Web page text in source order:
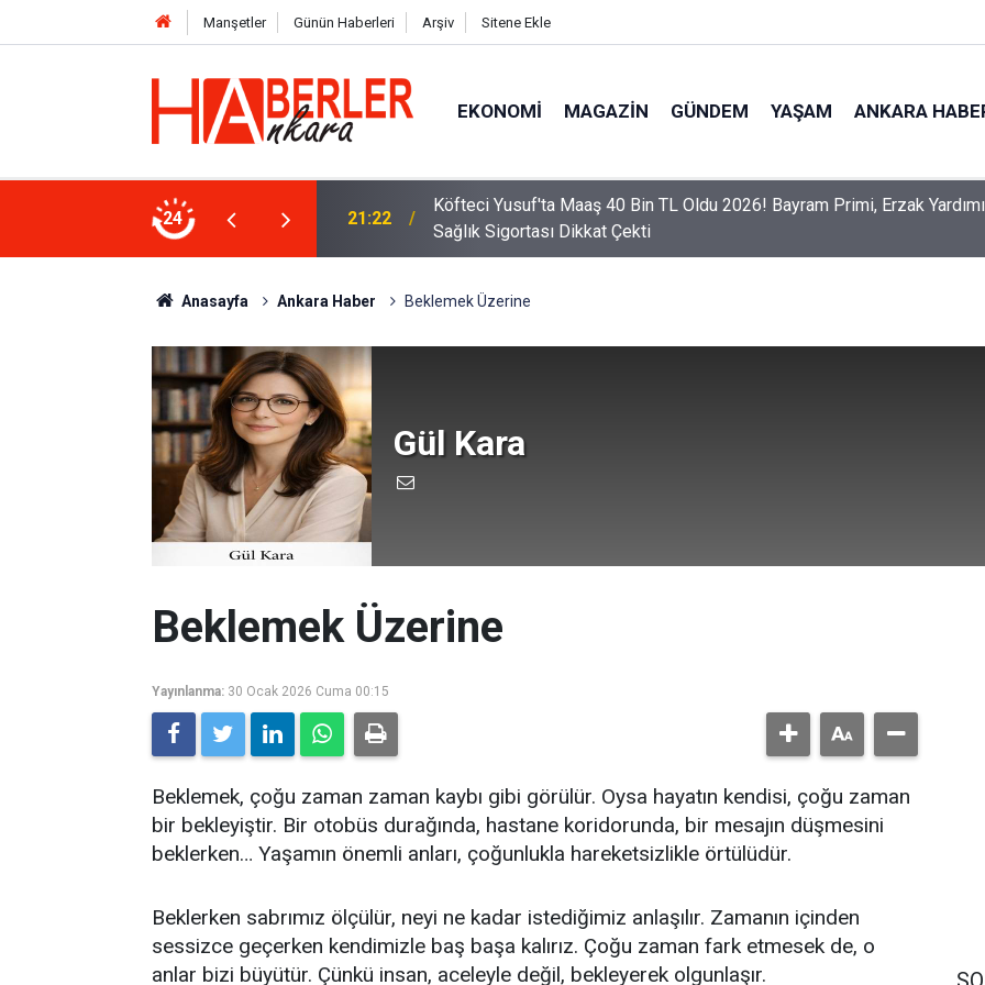
Manşetler Günün Haberleri Arşiv Sitene Ekle
EKONOMI MAGAZIN GÜNDEM YAŞAM ANKARA
24
2026! Bayram Primi, Erzak Yardımı ve
12:33 Sürücüler Dikkat! Yeni Dönemde 3 İhlal Ehliyet İptaline Neden Olacak
Anasayfa Ankara Haber Beklemek Üzerine
Gül Kara
Beklemek Üzerine
Yayınlanma: 30 Ocak 2026 Cuma 00:15
Beklemek, çoğu zaman zaman kaybı gibi görülür. Oysa hayatın kendisi, çoğu zaman
bir bekleyiştir. Bir otobüs durağında, hastane koridorunda, bir mesajın düşmesini
beklerken… Yaşamın önemli anları, çoğunlukla hareketsizlikle örtülüdür.
Beklerken sabrımız ölçülür, neyi ne kadar istediğimiz anlaşılır. Zamanın içinden
sessizce geçerken kendimizle baş başa kalırız. Çoğu zaman fark etmesek de, o
anlar bizi büyütür. Çünkü insan, aceleyle değil, bekleyerek olgunlaşır.